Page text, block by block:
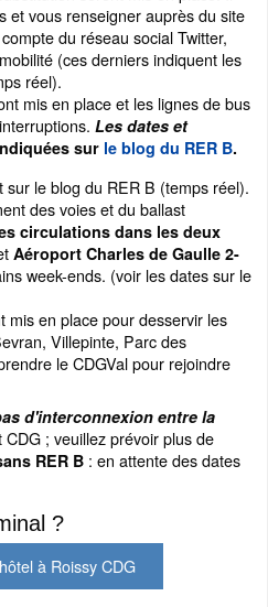
et vous renseigner auprès du site
du réseau social Twitter,
(ces derniers indiquent les
réel).
mis en place et les lignes de bus
Les dates et
sur le blog du RER B.
le blog du RER B (temps réel).
des voies et du ballast
circulations dans les deux
Aéroport Charles de Gaulle 2-
week-ends. (voir les dates sur le
mis en place pour desservir les
Villepinte, Parc des
le CDGVal pour rejoindre
d'interconnexion entre la
CDG ; veuillez prévoir plus de
RER B : en attente des dates
?
à Roissy CDG